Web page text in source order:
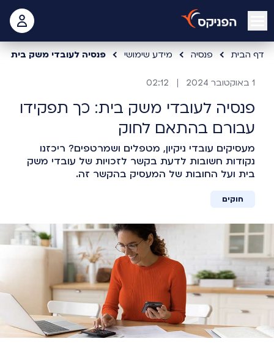
open mobile menu
דף הבית פנסיה מידע שימושי פנסיה לעובדי משק בית
1 באוקטובר 2024 02:12
פנסיה לעובדי משק בית: כך תפקידו
עבורם בהתאם לחוק
מעסיקים עובדי ניקיון, מטפלים ושמרטפים? ריכזנו
נקודות חשובות לדעת בקשר לזכויות של עובדי משק
בית ועל החובות של המעסיק בהקשר זה.
חוקים